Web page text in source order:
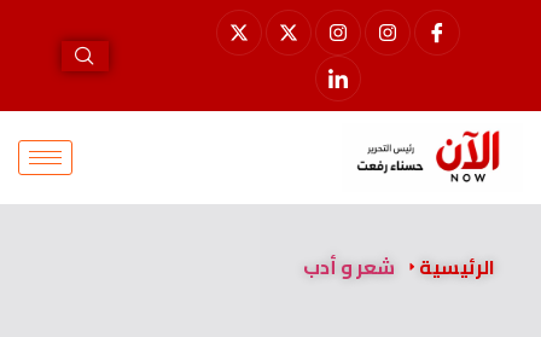
الرئيسية شعر و أدب